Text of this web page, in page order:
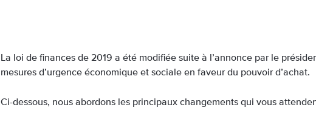
La loi de finances de 2019 a été modifiée suite à l’annonce par le
mesures d’urgence économique et sociale en faveur du pouvoir d’achat.
Ci-dessous, nous abordons les principaux changements qui vous